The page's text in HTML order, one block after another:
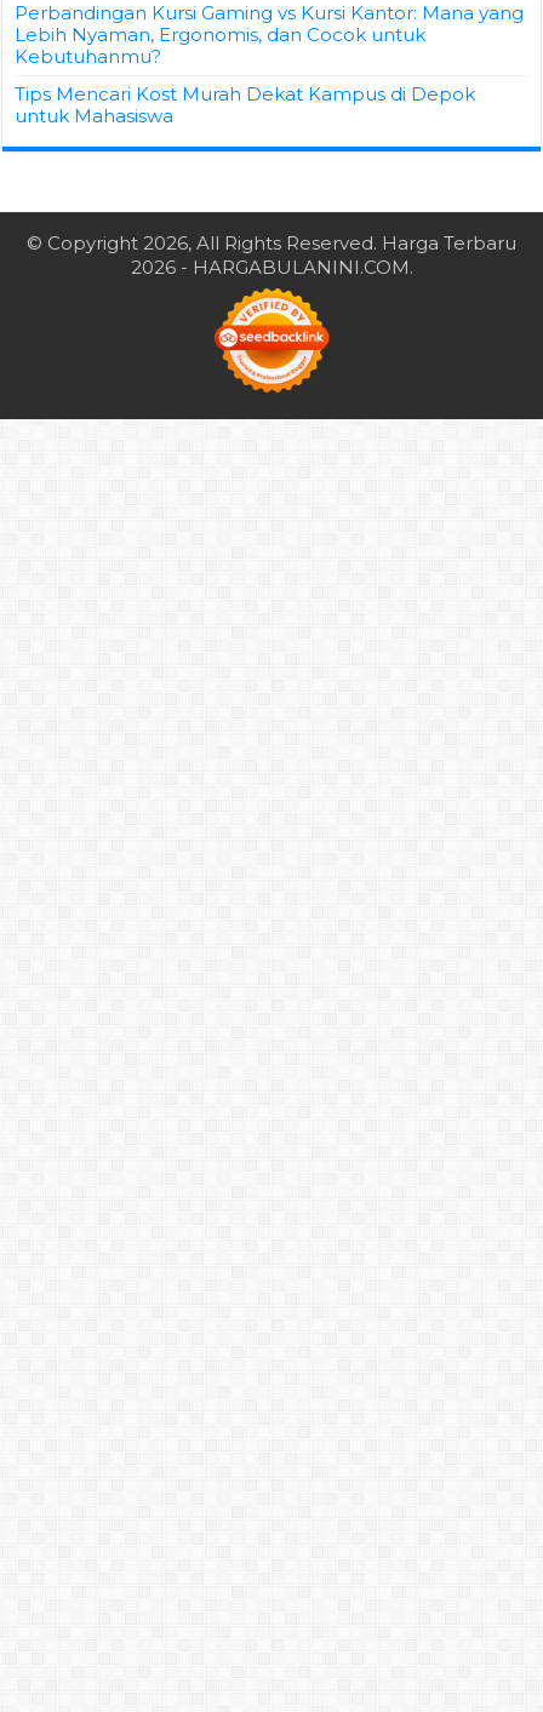
Perbandingan Kursi Gaming vs Kursi Kantor: Mana yang
Lebih Nyaman, Ergonomis, dan Cocok untuk
Kebutuhanmu?
Tips Mencari Kost Murah Dekat Kampus di Depok
untuk Mahasiswa
© Copyright 2026, All Rights Reserved. Harga Terbaru
2026- HARGABULANINI.COM.